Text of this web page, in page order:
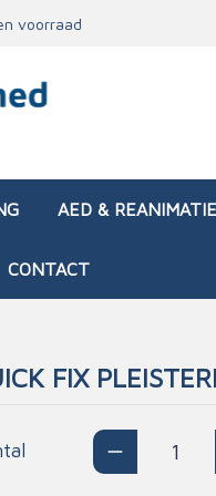
voorraad
AED & REANIMATIE
CONTACT
Brandwonden - chemisch
FIX